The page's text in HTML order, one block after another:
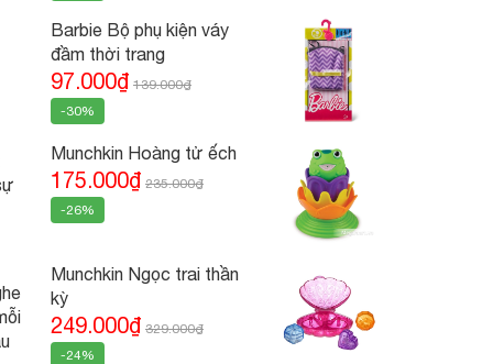
Barbie Bộ phụ kiện váy
đầm thời trang
97.000₫ 139.000₫
-30%
Munchkin Hoàng tử ếch
175.000₫ 235.000₫
-26%
Munchkin Ngọc trai thần
kỳ
249.000₫ 329.000₫
-24%